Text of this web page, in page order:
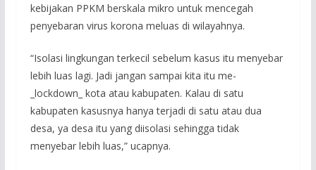
kebijakan PPKM berskala mikro untuk mencegah
penyebaran virus korona meluas di wilayahnya.
“Isolasi lingkungan terkecil sebelum kasus itu menyebar
lebih luas lagi. Jadi jangan sampai kita itu me-
_lockdown_ kota atau kabupaten. Kalau di satu
kabupaten kasusnya hanya terjadi di satu atau dua
desa, ya desa itu yang diisolasi sehingga tidak
menyebar lebih luas,” ucapnya.